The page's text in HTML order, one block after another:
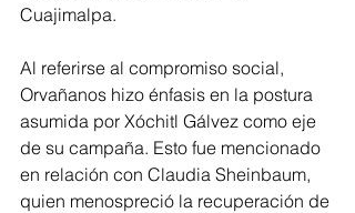
Cuajimalpa.
Al referirse al compromiso social,
Orvañanos hizo énfasis en la postura
asumida por Xóchitl Gálvez como eje
de su campaña. Esto fue mencionado
en relación con Claudia Sheinbaum,
quien menospreció la recuperación de